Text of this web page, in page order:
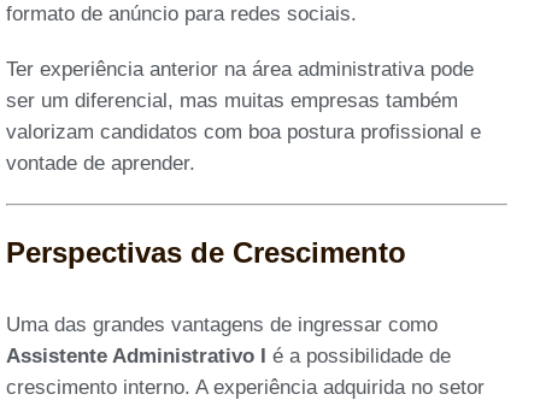
formato de anúncio para redes sociais.
Ter experiência anterior na área administrativa pode
ser um diferencial, mas muitas empresas também
valorizam candidatos com boa postura profissional e
vontade de aprender.
Perspectivas de Crescimento
Uma das grandes vantagens de ingressar como
Assistente Administrativo I é a possibilidade de
crescimento interno. A experiência adquirida no setor